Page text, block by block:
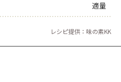
適量
レシピ提供：味の素KK